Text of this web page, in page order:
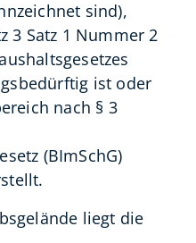
sind),
3 Satz 1 Nummer 2
ist oder
nach § 3
(BImSchG)
liegt die